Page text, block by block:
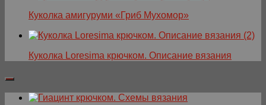
Куколка амигуруми «Гриб Мухомор»
Куколка Loresima крючком. Описание вязания